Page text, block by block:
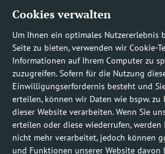
Cookies verwalten
Um Ihnen ein optimales Nutzererlebnis
Seite zu bieten, verwenden wir Cookie-
Informationen auf Ihrem Computer zu
zuzugreifen. Sofern für die Nutzung
Einwilligungserfordernis besteht und
erteilen, können wir Daten wie bspw. zu
dieser Website verarbeiten. Wenn Sie
erteilen oder diese wiederrufen, werden
nicht mehr verarbeitet, jedoch können
und Funktionen unserer Website
Rufnummern
0800 1219100-10